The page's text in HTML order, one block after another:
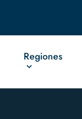
Regiones